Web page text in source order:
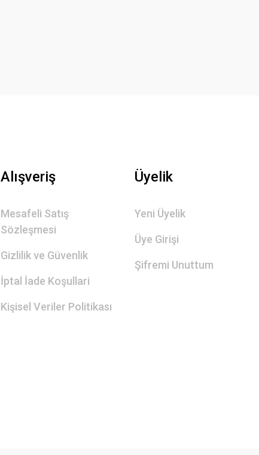
Alışveriş
Mesafeli Satış
Sözleşmesi
Gizlilik ve Güvenlik
İptal İade Koşullari
Kişisel Veriler Politikası
Üyelik
Yeni Üyelik
Üye Girişi
Şifremi Unuttum